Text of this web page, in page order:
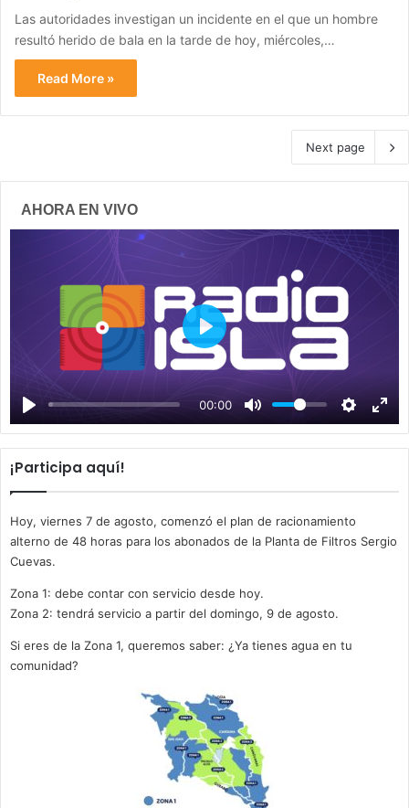
Las autoridades investigan un incidente en el que un hombre
resultó herido de bala en la tarde de hoy, miércoles,…
Read More »
Next page
AHORA EN VIVO
00:00
P
a
y
¡Participa aquí!
Hoy, viernes 7 de agosto, comenzó el plan de racionamiento
alterno de 48 horas para los abonados de la Planta de Filtros Sergio
Cuevas.
Zona 1: debe contar con servicio desde hoy.
Zona 2: tendrá servicio a partir del domingo, 9 de agosto.
Si eres de la Zona 1, queremos saber: ¿Ya tienes agua en tu
comunidad?